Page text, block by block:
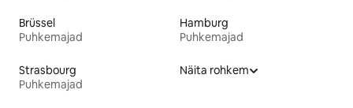
Brüssel
Puhkemajad
Hamburg
Puhkemajad
Strasbourg
Puhkemajad
Näita rohkem